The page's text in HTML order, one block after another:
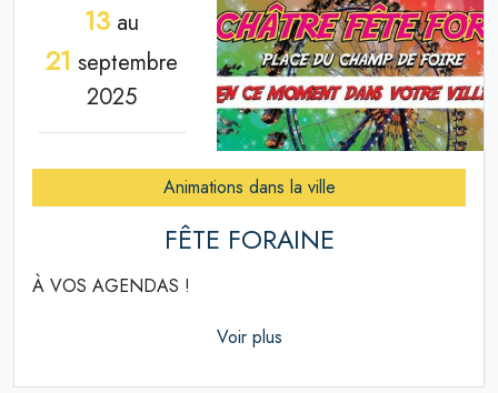
13 au
21 septembre
2025
Animations dans la ville
FÊTE FORAINE
À VOS AGENDAS !
Voir plus